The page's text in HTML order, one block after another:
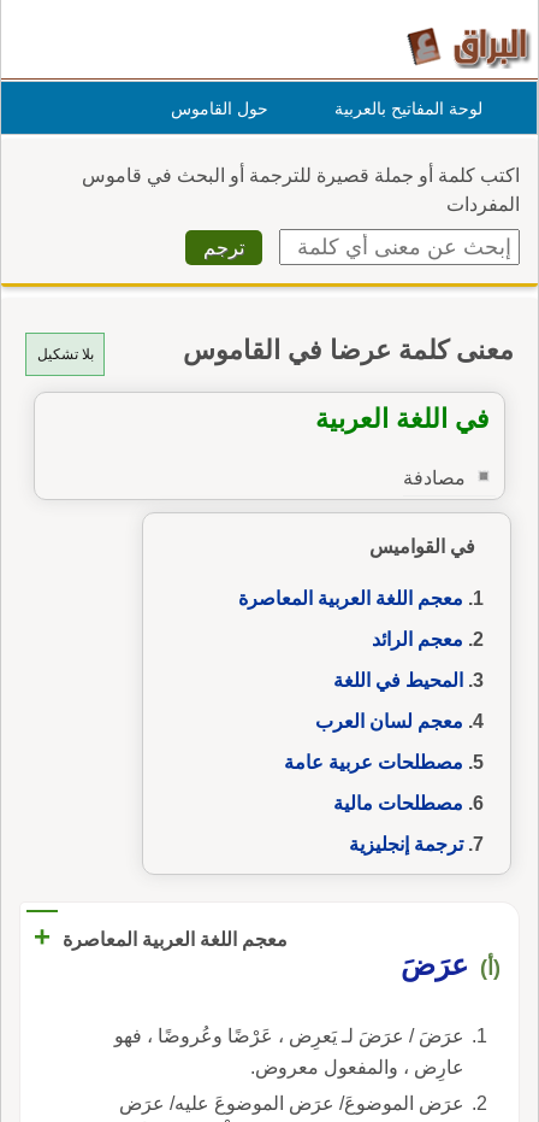
لوحة المفاتيح بالعربية حول القاموس
اكتب كلمة أو جملة قصيرة للترجمة أو البحث في قاموس
المفردات
بلا تشكيل معنى كلمة عرضا في القاموس
في اللغة العربية
مصادفة
في القواميس
معجم اللغة العربية المعاصرة
معجم الرائد
المحيط في اللغة
معجم لسان العرب
مصطلحات عربية عامة
مصطلحات مالية
ترجمة إنجليزية
معجم اللغة العربية المعاصرة +
(أ) عرَضَ
عرَضَ / عرَضَ لـ يَعرِض ، عَرْضًا وعُروضًا ، فهو
عارِض ، والمفعول معروض.
عرَض الموضوعَ/ عرَض الموضوعَ عليه/ عرَض